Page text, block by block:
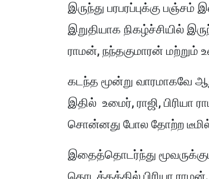
இருந்து பரபரப்புக்கு
இறுதியாக நிகழ்ச்சியில்
ராமன், நந்தகுமாரன்
கடந்த மூன்று வாரமாகவே
இதில் உமைர், ராஜி,
சொன்னது போல தோற்ற டீமில்
இதைத்தொடர்ந்து
தொடக்கத்தில் பிரியா